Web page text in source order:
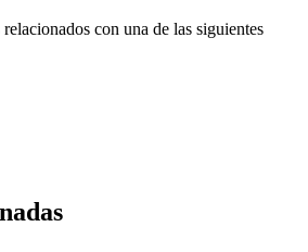
con una de las siguientes